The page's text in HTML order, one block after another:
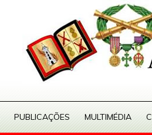
PUBLICAÇÕES MULTIMÉDIA